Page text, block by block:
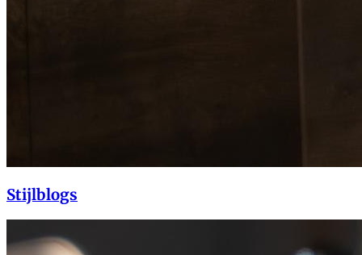
Stijlblogs